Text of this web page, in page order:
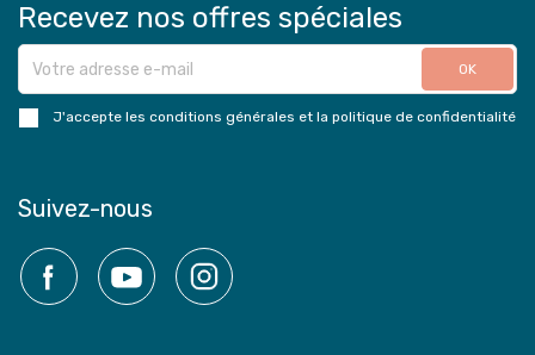
Recevez nos offres spéciales
J'accepte les conditions générales et la politique de confidentialité
Suivez-nous
Facebook YouTube